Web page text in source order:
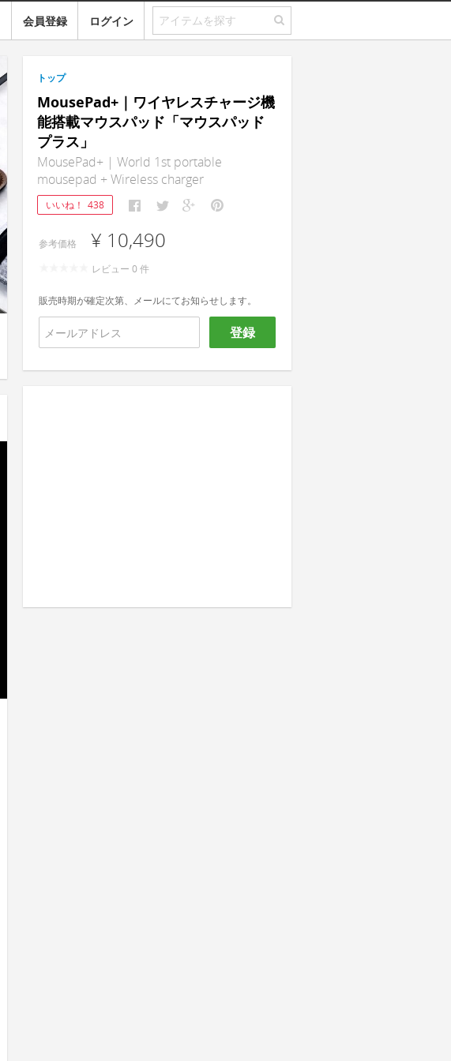
会員登録 ログイン
トップ
MousePad+｜ワイヤレスチャージ機
能搭載マウスパッド「マウスパッド
プラス」
MousePad+ | World 1st portable
mousepad + Wireless charger
いいね！ 438
参考価格 ¥ 10,490
レビュー 0 件
販売時期が確定次第、メールにてお知らせします。
登録